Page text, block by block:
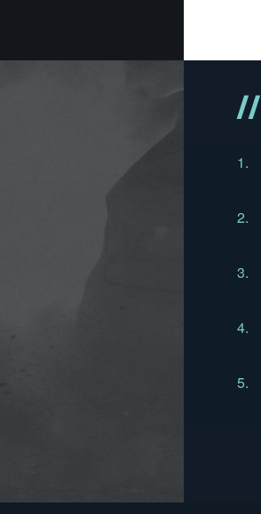
1.
2.
3.
4.
5.